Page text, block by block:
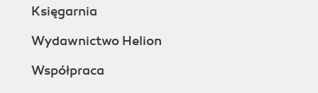
Księgarnia
Wydawnictwo Helion
Współpraca